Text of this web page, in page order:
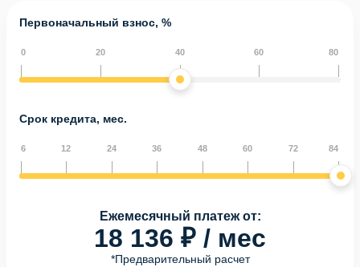
Первоначальный взнос, %
0 20 40 60 80
Срок кредита, мес.
6 12 24 36 48 60 72 84
Ежемесячный платеж от:
18 136 ₽ / мес
*Предварительный расчет